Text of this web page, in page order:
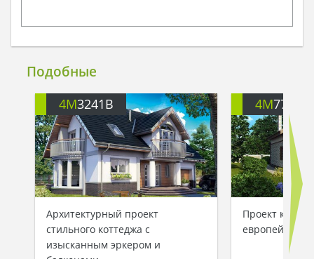
Подобные
4M3241B
Архитектурный проект
стильного коттеджа с
изысканным эркером и
4M777
Проект
европейском